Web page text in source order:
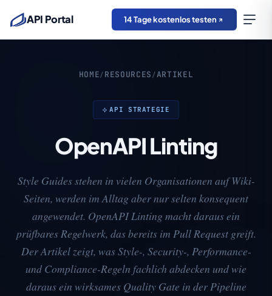
API Portal 14 Tage kostenlos testen
HOME / RESOURCES /ARTIKEL
API STRATEGIE
OpenAPI Linting
Style Guides stehen in vielen Organisationen auf Wiki-
Seiten, werden im Alltag aber nur selten konsequent
angewendet. OpenAPI Linting macht daraus ein
prüfbares Regelwerk, das bereits im Pull Request greift.
Der Artikel zeigt, was Style-, Security-, Performance-
und Compliance-Regeln fachlich abdecken und wie
daraus ein wirksames Quality Gate in der Pipeline